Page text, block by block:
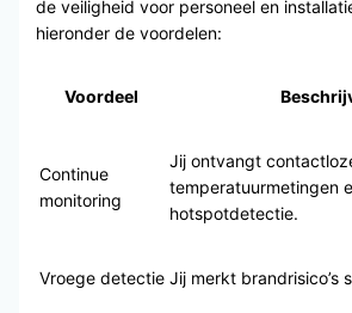
de veiligheid voor personeel en
hieronder de voordelen:
Voordeel
Continue
monitoring
Jij ontvangt
temperatuurmetingen
hotspotdetectie.
Vroege detectie Jij merkt brandrisico’s